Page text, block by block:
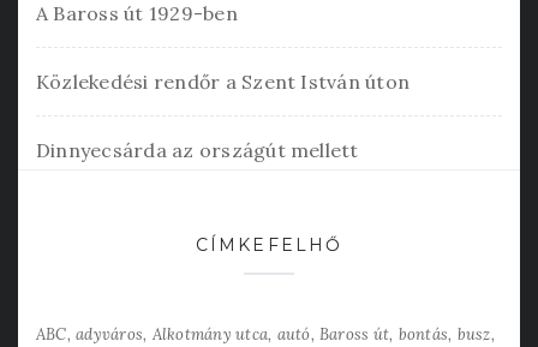
A Baross út 1929-ben
Közlekedési rendőr a Szent István úton
Dinnyecsárda az országút mellett
CÍMKEFELHŐ
ABC adyváros Alkotmány utca autó Baross út bontás busz